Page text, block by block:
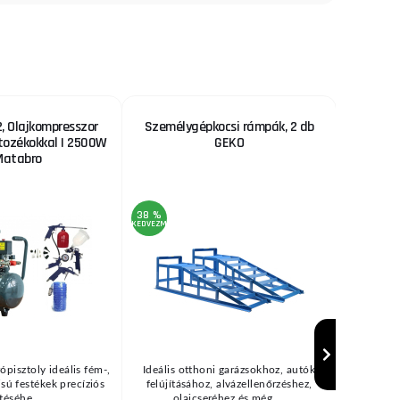
Olajkompresszor
| 2500W
ideális fém-,
festékek precíziós
Személygépkocsi rámpák, 2 db
GEKO
38 %
KEDVEZMÉNY
Ideális otthoni garázsokhoz, autók
felújításához, alvázellenőrzéshez,